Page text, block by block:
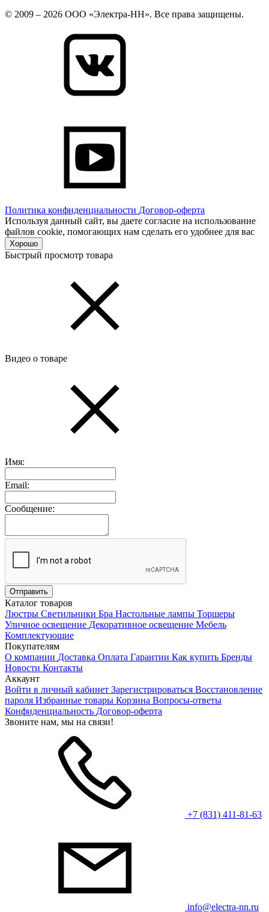
© 2009 – 2026 ООО «Электра-НН». Все права защищены.
Политика конфиденциальности Договор-оферта
Используя данный сайт, вы даете согласие на использование
файлов cookie, помогающих нам сделать его удобнее для вас
Хорошо
Быстрый просмотр товара
Видео о товаре
Имя:
Email:
Сообщение:
Каталог товаров
Люстры Светильники Бра Настольные лампы Торшеры
Уличное освещение Декоративное освещение Мебель
Комплектующие
Покупателям
О компании Доставка Оплата Гарантии Как купить Бренды
Новости Контакты
Аккаунт
Войти в личный кабинет Зарегистрироваться Восстановление
пароля Избранные товары Корзина Вопросы-ответы
Конфиденциальность Договор-оферта
Звоните нам, мы на связи!
+7 (831) 411-81-63
info@electra-nn.ru